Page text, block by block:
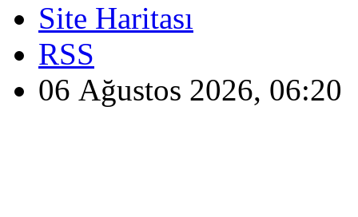
Site Haritası
RSS
06 Ağustos 2026, 06:20